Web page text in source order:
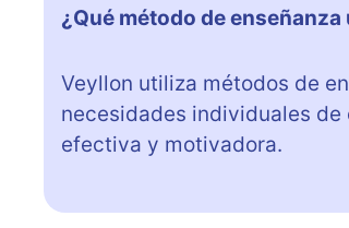
¿Qué método de
Veyllon utiliza métodos de
necesidades individuales
efectiva y motivadora.